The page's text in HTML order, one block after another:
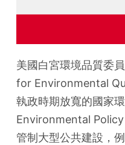
美國白宮環境品質委
for Environmental
執政時期放寬的國家
Environmental
管制大型公共建設，